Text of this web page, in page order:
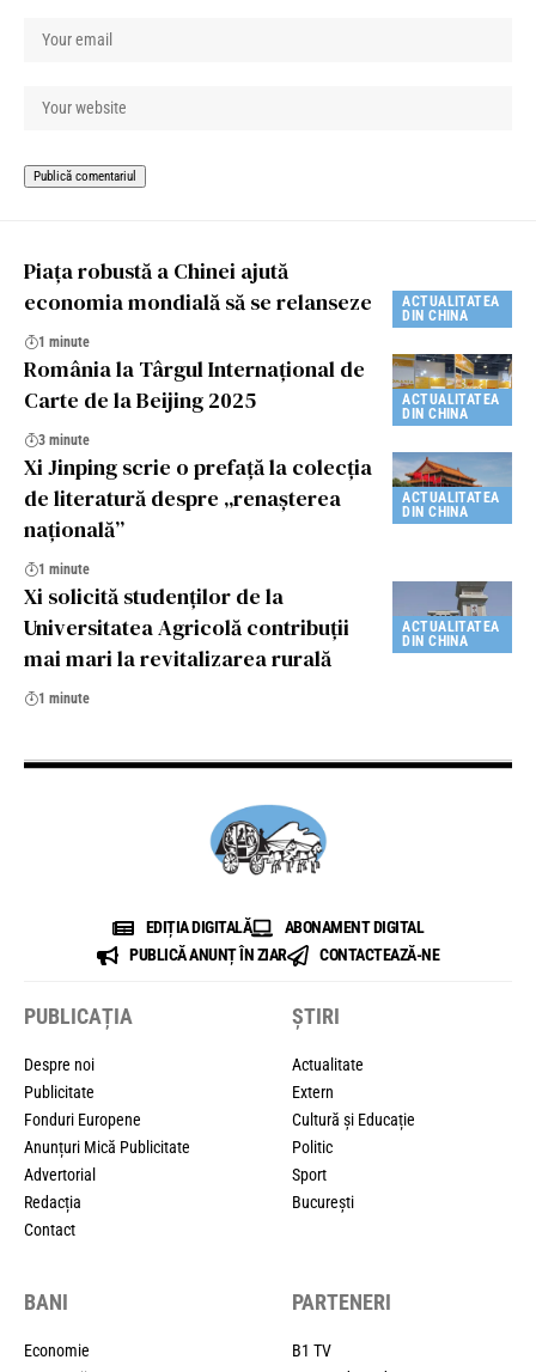
ACTUALITATEA
DIN CHINA
Piața robustă a Chinei ajută
economia mondială să se relanseze
1 minute
ACTUALITATEA
DIN CHINA
România la Târgul Internațional de
Carte de la Beijing 2025
3 minute
ACTUALITATEA
DIN CHINA
Xi Jinping scrie o prefață la colecția
de literatură despre „renașterea
națională”
1 minute
ACTUALITATEA
DIN CHINA
Xi solicită studenților de la
Universitatea Agricolă contribuții
mai mari la revitalizarea rurală
1 minute
EDIȚIA DIGITALĂ
ABONAMENT DIGITAL
PUBLICĂ ANUNȚ ÎN ZIAR
CONTACTEAZĂ-NE
PUBLICAȚIA
Despre noi
Publicitate
Fonduri Europene
Anunțuri Mică Publicitate
Advertorial
Redacția
Contact
ȘTIRI
Actualitate
Extern
Cultură și Educație
Politic
Sport
București
BANI
Economie
PARTENERI
B1 TV